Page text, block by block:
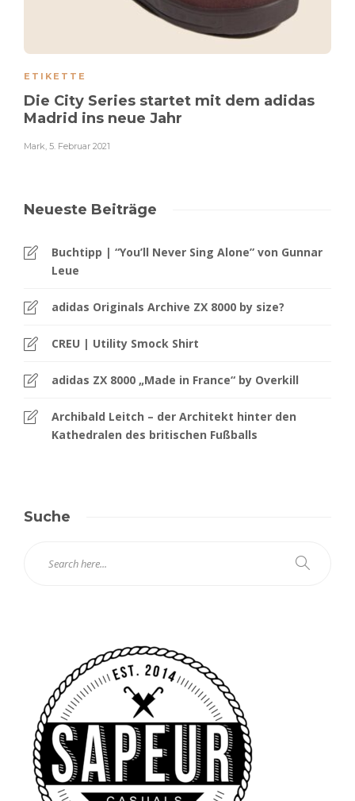
ETIKETTE
Die City Series startet mit dem adidas
Madrid ins neue Jahr
Mark, 5. Februar 2021
Neueste Beiträge
Buchtipp | “You’ll Never Sing Alone” von Gunnar
Leue
adidas Originals Archive ZX 8000 by size?
CREU | Utility Smock Shirt
adidas ZX 8000 „Made in France“ by Overkill
Archibald Leitch – der Architekt hinter den
Kathedralen des britischen Fußballs
Suche